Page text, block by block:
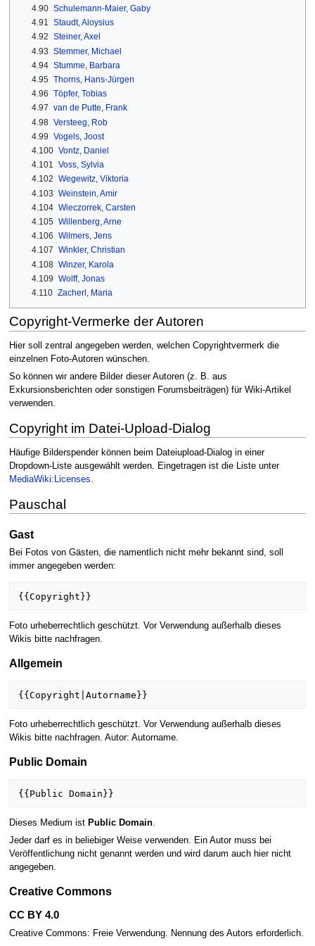
4.90 Schulemann-Maier, Gaby
4.91 Staudt, Aloysius
4.92 Steiner, Axel
4.93 Stemmer, Michael
4.94 Stumme, Barbara
4.95 Thorns, Hans-Jürgen
4.96 Töpfer, Tobias
4.97 van de Putte, Frank
4.98 Versteeg, Rob
4.99 Vogels, Joost
4.100 Vontz, Daniel
4.101 Voss, Sylvia
4.102 Wegewitz, Viktoria
4.103 Weinstein, Amir
4.104 Wieczorrek, Carsten
4.105 Willenberg, Arne
4.106 Wilmers, Jens
4.107 Winkler, Christian
4.108 Winzer, Karola
4.109 Wolff, Jonas
4.110 Zacherl, Maria
Copyright-Vermerke der Autoren
Hier soll zentral angegeben werden, welchen Copyrightvermerk die
einzelnen Foto-Autoren wünschen.
So können wir andere Bilder dieser Autoren (z. B. aus
Exkursionsberichten oder sonstigen Forumsbeiträgen) für Wiki-Artikel
verwenden.
Copyright im Datei-Upload-Dialog
Häufige Bilderspender können beim Dateiupload-Dialog in einer
Dropdown-Liste ausgewählt werden. Eingetragen ist die Liste unter
MediaWiki:Licenses.
Pauschal
Gast
Bei Fotos von Gästen, die namentlich nicht mehr bekannt sind, soll
immer angegeben werden:
Foto urheberrechtlich geschützt. Vor Verwendung außerhalb dieses
Wikis bitte nachfragen.
Allgemein
Foto urheberrechtlich geschützt. Vor Verwendung außerhalb dieses
Wikis bitte nachfragen. Autor: Autorname.
Public Domain
Dieses Medium ist Public Domain.
Jeder darf es in beliebiger Weise verwenden. Ein Autor muss bei
Veröffentlichung nicht genannt werden und wird darum auch hier nicht
angegeben.
Creative Commons
CC BY 4.0
Creative Commons: Freie Verwendung. Nennung des Autors erforderlich.